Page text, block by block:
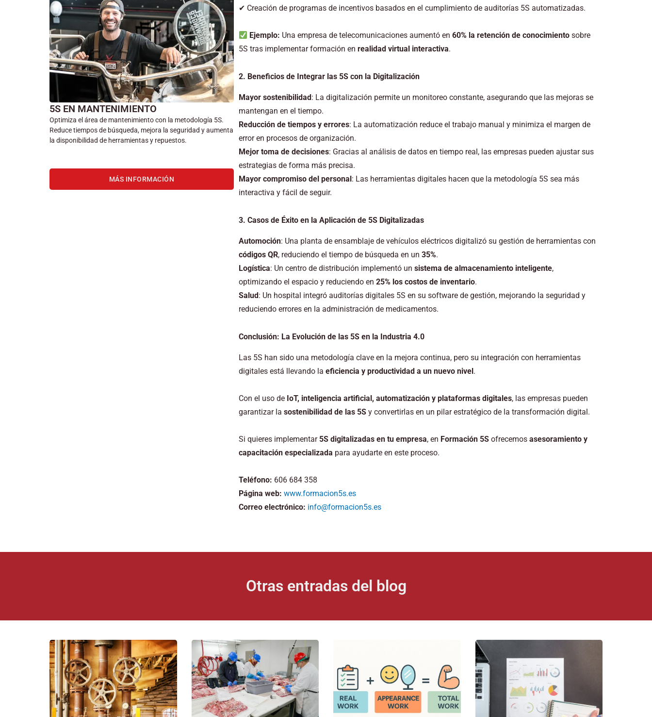
5S EN MANTENIMIENTO
Optimiza el área de mantenimiento con la metodología 5S.
Reduce tiempos de búsqueda, mejora la seguridad y aumenta
la disponibilidad de herramientas y repuestos.
MÁS INFORMACIÓN
✔ Creación de programas de incentivos basados en el cumplimiento de auditorías 5S automatizadas.
Ejemplo: Una empresa de telecomunicaciones aumentó en60% la retención de conocimiento sobre
5S tras implementar formación en realidad virtual interactiva.
2. Beneficios de Integrar las 5S con la Digitalización
Mayor sostenibilidad: La digitalización permite un monitoreo constante, asegurando que las mejoras se
mantengan en el tiempo.
Reducción de tiempos y errores: La automatización reduce el trabajo manual y minimiza el margen de
error en procesos de organización.
Mejor toma de decisiones: Gracias al análisis de datos en tiempo real, las empresas pueden ajustar sus
estrategias de forma más precisa.
Mayor compromiso del personal: Las herramientas digitales hacen que la metodología 5S sea más
interactiva y fácil de seguir.
3. Casos de Éxito en la Aplicación de 5S Digitalizadas
Automoción: Una planta de ensamblaje de vehículos eléctricos digitalizó su gestión de herramientas con
códigos QR, reduciendo el tiempo de búsqueda en un 35%.
Logística: Un centro de distribución implementó un sistema de almacenamiento inteligente,
optimizando el espacio y reduciendo en 25% los costos de inventario.
Salud: Un hospital integró auditorías digitales 5S en su software de gestión, mejorando la seguridad y
reduciendo errores en la administración de medicamentos.
Conclusión: La Evolución de las 5S en la Industria 4.0
Las 5S han sido una metodología clave en la mejora continua, pero su integración con herramientas
digitales está llevando la eficiencia y productividad a un nuevo nivel.
Con el uso de IoT, inteligencia artificial, automatización y plataformas digitales, las empresas pueden
garantizar la sostenibilidad de las 5Sy convertirlas en un pilar estratégico de la transformación digital.
Si quieres implementar 5S digitalizadas en tu empresa, en Formación 5Sofrecemos asesoramiento y
capacitación especializada para ayudarte en este proceso.
Teléfono: 606 684 358
Página web: www.formacion5s.es
Correo electrónico: info@formacion5s.es
Otras entradas del blog